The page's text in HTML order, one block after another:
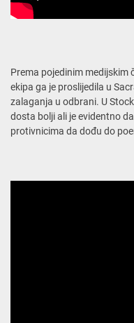
Prema pojedinim medijskim
ekipa ga je proslijedila u
zalaganja u odbrani. U
dosta bolji ali je evidentno
protivnicima da dođu do